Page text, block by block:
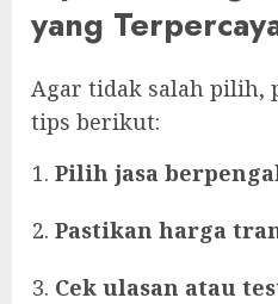
yang
Agar tidak salah pilih,
tips berikut:
Pilih jasa
Pastikan harga
Cek ulasan atau